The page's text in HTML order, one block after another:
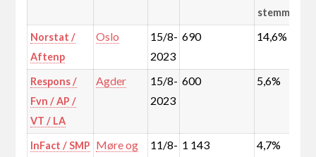
stemmer
Norstat /
Aftenp
Oslo
15/8-
2023
690 14,6%
Respons /
Fvn / AP /
VT / LA
Agder
15/8-
2023
600 5,6%
InFact / SMP Møre og
11/8- 1 143 4,7%